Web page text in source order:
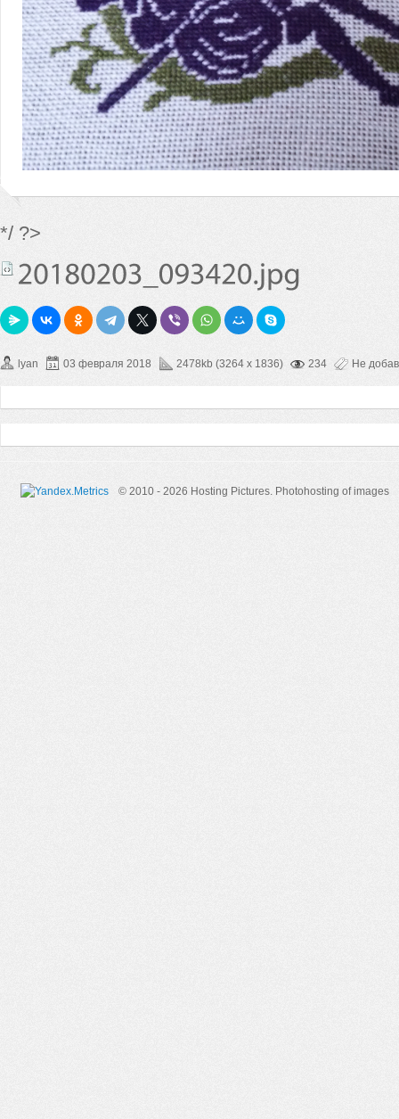
*/ ?>
lyan 03 февраля 2018 2478kb (3264 x 1836) 234 Не
© 2010 - 2026 Hosting Pictures. Photohosting of images